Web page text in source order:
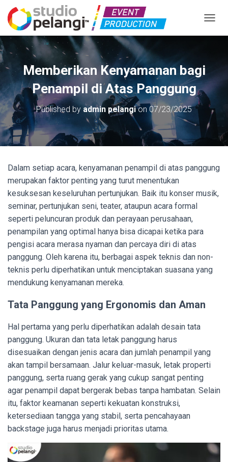
Memberikan Kenyamanan bagi
Penampil di Atas Panggung
Published by admin pelangion 07/23/2025
Dalam setiap acara, kenyamanan penampil di atas panggung
merupakan faktor penting yang turut menentukan
kesuksesan keseluruhan pertunjukan. Baik itu konser musik,
seminar, pertunjukan seni, teater, ataupun acara formal
seperti peluncuran produk dan perayaan perusahaan,
penampilan yang optimal hanya bisa dicapai ketika para
pengisi acara merasa nyaman dan percaya diri di atas
panggung. Oleh karena itu, berbagai aspek teknis dan non-
teknis perlu diperhatikan untuk menciptakan suasana yang
mendukung kenyamanan mereka.
Tata Panggung yang Ergonomis dan Aman
Hal pertama yang perlu diperhatikan adalah desain tata
panggung. Ukuran dan tata letak panggung harus
disesuaikan dengan jenis acara dan jumlah penampil yang
akan tampil bersamaan. Jalur keluar-masuk, letak properti
panggung, serta ruang gerak yang cukup sangat penting
agar penampil dapat bergerak bebas tanpa hambatan. Selain
itu, faktor keamanan seperti kekuatan konstruksi,
ketersediaan tangga yang stabil, serta pencahayaan
backstage juga harus menjadi prioritas utama.